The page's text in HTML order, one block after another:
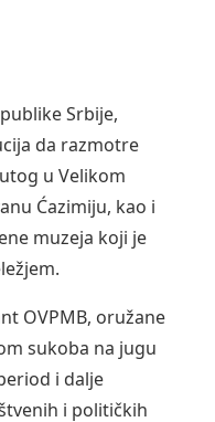
Srbije,
da razmotre
u Velikom
Ćazimiju, kao i
muzeja koji je
OVPMB, oružane
sukoba na jugu
i dalje
i političkih